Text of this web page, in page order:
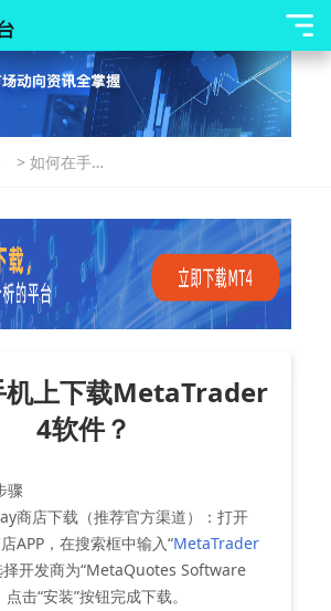
> 如何在手机
4软件？
机上下载MetaTrader
4软件？
骤
商店下载（推荐官方渠道）‌：打开
APP，在搜索框中输入“MetaTrader
择开发商为“MetaQuotes Software
击“安装”按钮完成下载。